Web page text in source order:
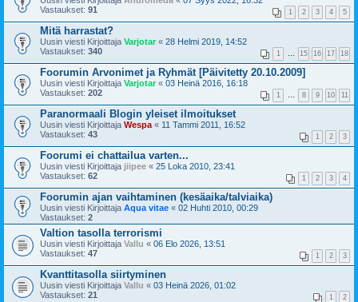
Vastaukset: 91 1 2 3 4 5
Mitä harrastat?
Uusin viesti Kirjoittaja Varjotar « 28 Helmi 2019, 14:52
Vastaukset: 340 1 15 16 17 18
Foorumin Arvonimet ja Ryhmät [Päivitetty 20.10.2009]
Uusin viesti Kirjoittaja Varjotar« 03 Heinä 2016, 16:18
Vastaukset: 202 1 8 9 10 11
Paranormaali Blogin yleiset ilmoitukset
Uusin viesti Kirjoittaja Wespa « 11 Tammi 2011, 16:52
Vastaukset: 43 1 2 3
Foorumi ei chattailua varten...
Uusin viesti Kirjoittaja jiipee « 25 Loka 2010, 23:41
Vastaukset: 62 1 2 3 4
Foorumin ajan vaihtaminen (kesäaika/talviaika)
Uusin viesti Kirjoittaja Aqua vitae « 02 Huhti 2010, 00:29
Vastaukset: 2
Valtion tasolla terrorismi
Uusin viesti Kirjoittaja Vallu « 06 Elo 2026, 13:51
Vastaukset: 47 1 2 3
Kvanttitasolla siirtyminen
Uusin viesti Kirjoittaja Vallu « 03 Heinä 2026, 01:02
Vastaukset: 21 1 2